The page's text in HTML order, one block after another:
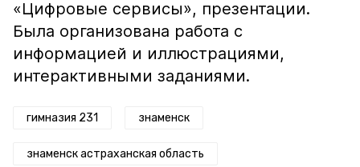
«Цифровые сервисы», презентации.
Была организована работа с
информацией и иллюстрациями,
интерактивными заданиями.
гимназия 231 знаменск
знаменск астраханская область